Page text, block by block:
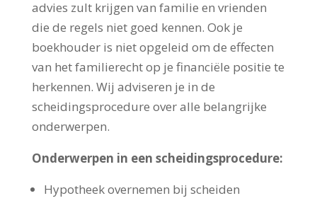
advies zult krijgen van familie en vrienden
die de regels niet goed kennen. Ook je
boekhouder is niet opgeleid om de effecten
van het familierecht op je financiële positie te
herkennen. Wij adviseren je in de
scheidingsprocedure over alle belangrijke
onderwerpen.
Onderwerpen in een scheidingsprocedure:
Hypotheek overnemen bij scheiden